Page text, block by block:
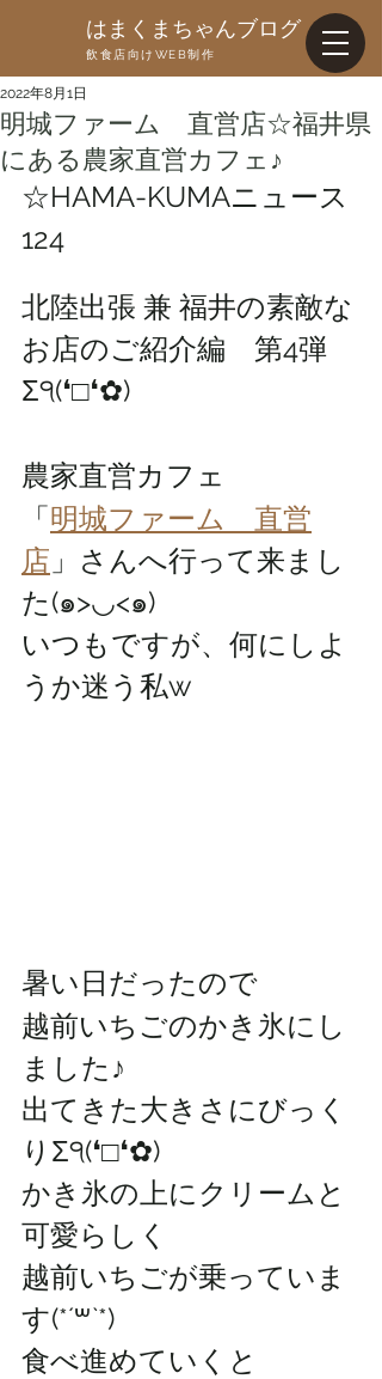
はまくまちゃんブログ
飲食店向けWEB制作
明城ファーム 直営店☆福井県
にある農家直営カフェ♪
2022年8月1日
☆HAMA-KUMAニュース
124
北陸出張 兼 福井の素敵な
お店のご紹介編　第4弾
Σ੧(❛□❛✿)
農家直営カフェ
「明城ファーム　直営
店 」さんへ行って来まし
た(๑>◡<๑)
いつもですが、何にしよ
うか迷う私w
暑い日だったので
越前いちごのかき氷にし
ました♪
出てきた大きさにびっく
りΣ੧(❛□❛✿)
かき氷の上にクリームと
可愛らしく
越前いちごが乗っていま
す(*´꒳`*)
食べ進めていくと